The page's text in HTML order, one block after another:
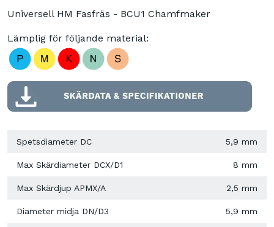
Universell HM Fasfräs - BCU1 Chamfmaker
Lämplig för följande material:
Spetsdiameter DC 5,9 mm
Max Skärdiameter DCX/D1 8 mm
Max Skärdjup APMX/A 2,5 mm
Diameter midja DN/D3 5,9 mm